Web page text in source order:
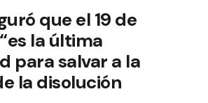
que el 19 de
la última
para salvar a la
la disolución